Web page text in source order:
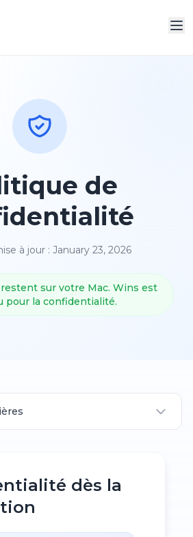
de
à jour : January 23, 2026
sur votre Mac. Wins est
pour la confidentialité.
dès la